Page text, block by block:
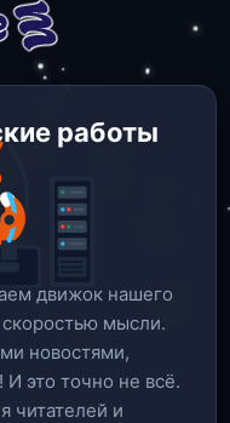
работы
движок нашего
мысли.
новостями,
это точно не всё.
читателей и